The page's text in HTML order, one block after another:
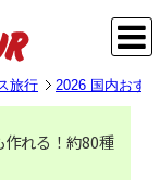
旅行 2026 国内おす
作れる！約80種